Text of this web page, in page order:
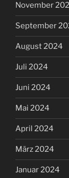
November
September
August 2024
Juli 2024
Juni 2024
Mai 2024
April 2024
März 2024
Januar 2024